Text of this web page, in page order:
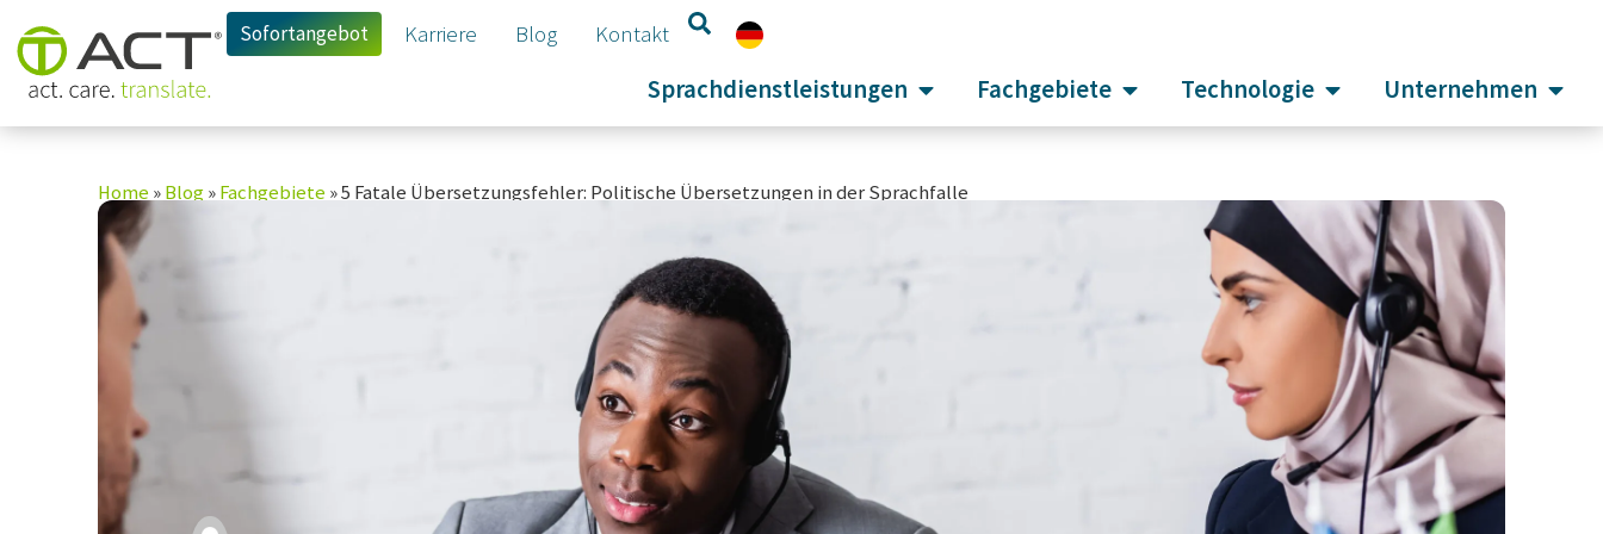
Sofortangebot Karriere Blog Kontakt
Sprachdienstleistungen Fachgebiete Technologie Unternehmen
Home »Blog»Fachgebiete »5 Fatale Übersetzungsfehler: Politische Übersetzungen in der Sprachfalle